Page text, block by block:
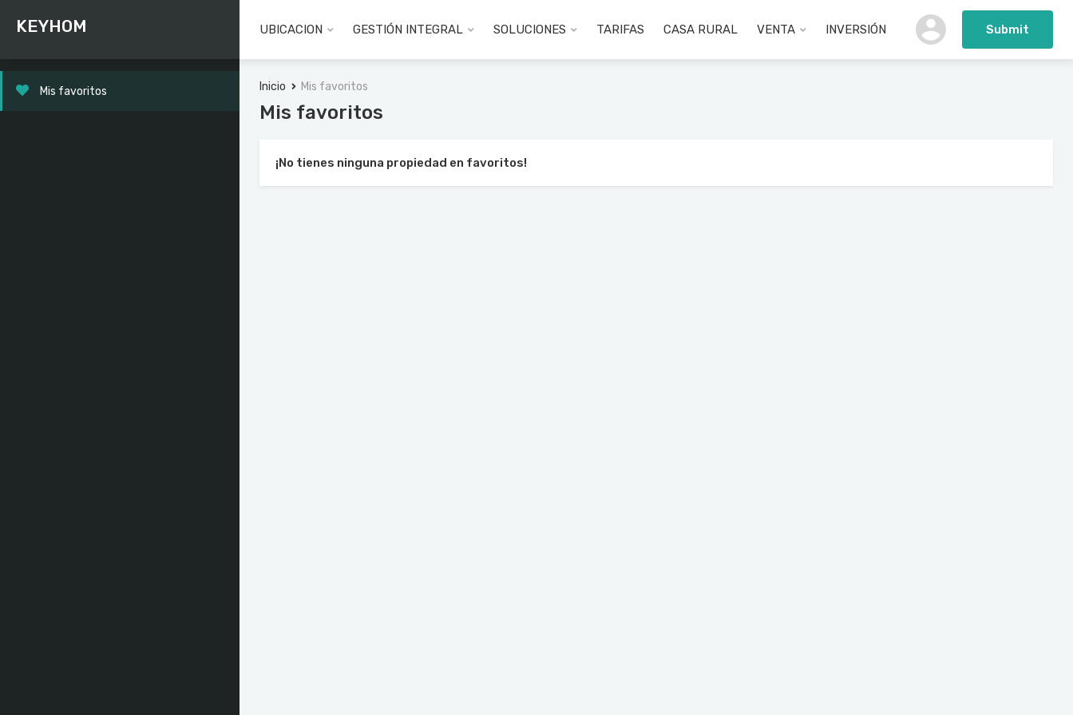
KEYHOM UBICACION GESTIÓN INTEGRAL SOLUCIONES TARIFAS CASA RURAL VENTA INVERSIÓN Submit
Mis favoritos Inicio Mis favoritos
Mis favoritos
¡No tienes ninguna propiedad en favoritos!